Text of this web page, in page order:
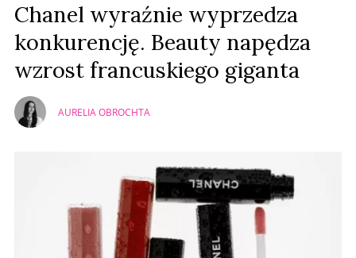
Chanel wyraźnie wyprzedza
konkurencję. Beauty napędza
wzrost francuskiego giganta
AURELIA OBROCHTA